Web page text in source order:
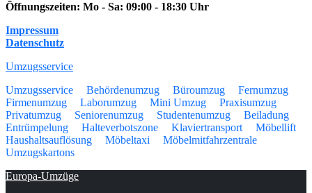
Öffnungszeiten: Mo - Sa: 09:00 - 18:30 Uhr
Impressum
Datenschutz
Umzugsservice
Umzugsservice
Behördenumzug Büroumzug
Fernumzug
Firmenumzug
Laborumzug Mini Umzug
Praxisumzug
Privatumzug
Seniorenumzug Studentenumzug
Beiladung
Entrümpelung
Halteverbotszone Klaviertransport
Möbellift
Haushaltsauflösung
Möbeltaxi
Möbelmitfahrzentrale
Umzugskartons
Europa-Umzüge